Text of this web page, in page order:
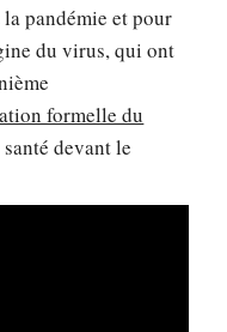
pandémie et pour
du virus, qui ont
formelle du
devant le